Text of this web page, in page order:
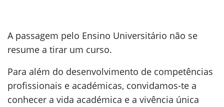
A passagem pelo Ensino Universitário não se
resume a tirar um curso.
Para além do desenvolvimento de competências
profissionais e académicas, convidamos-te a
conhecer a vida académica e a vivência única